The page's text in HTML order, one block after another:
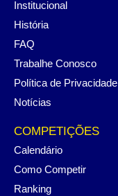
Institucional
História
FAQ
Trabalhe Conosco
Política de Privacidade
Notícias
COMPETIÇÕES
Calendário
Como Competir
Ranking